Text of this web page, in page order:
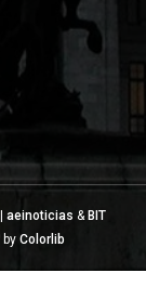
aeinoticias & BIT
by Colorlib